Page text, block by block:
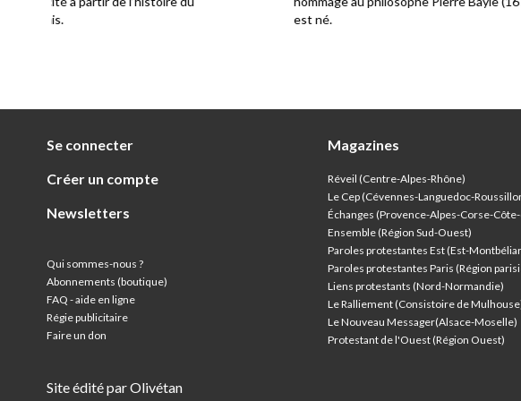
Se connecter
Créer un compte
Newsletters
Qui sommes-nous ?
Abonnements (boutique)
FAQ - aide en ligne
Régie publicitaire
Faire un don
Site édité par Olivétan
Magazines
Réveil (Centre-Alpes-Rhône)
Le Cep (Cévennes-Languedoc-
Échanges (Provence-Alpes-Corse-Côte-
Ensemble (Région Sud-Ouest)
Paroles protestantes Est (Est-
Paroles protestantes Paris (Région
Liens protestants (Nord-Normandie)
Le Ralliement (Consistoire de
Le Nouveau Messager(Alsace-Moselle)
Protestant de l'Ouest (Région Ouest)